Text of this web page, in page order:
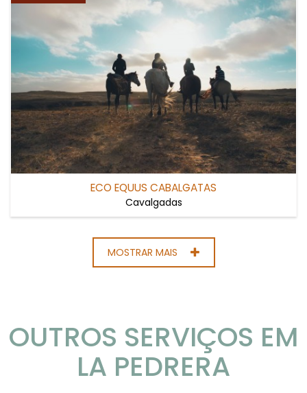
ECO EQUUS CABALGATAS
Cavalgadas
MOSTRAR MAIS
OUTROS SERVIÇOS EM
LA PEDRERA